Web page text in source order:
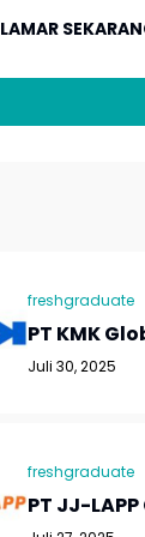
LAMAR
freshgraduate
PT KMK
Juli 30, 2025
freshgraduate
PT JJ-